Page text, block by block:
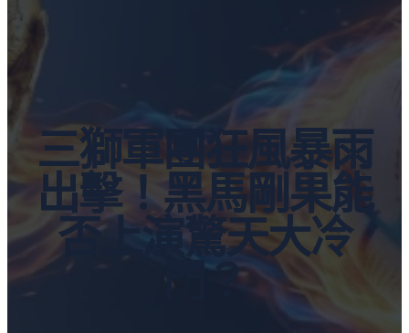
三獅軍團狂風暴雨
出擊！黑馬剛果能
否上演驚天大冷
門？